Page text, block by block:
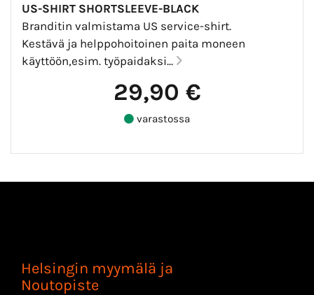
US-SHIRT SHORTSLEEVE-BLACK
Branditin valmistama US service-shirt.
Kestävä ja helppohoitoinen paita moneen
käyttöön,esim. työpaidaksi...
29,90 €
varastossa
Helsingin myymälä ja
Noutopiste